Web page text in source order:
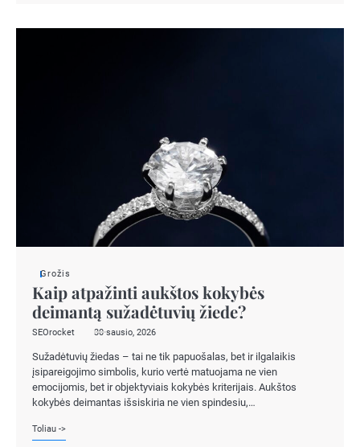
Grožis
Kaip atpažinti aukštos kokybės
deimantą sužadėtuvių žiede?
SEOrocket 30 sausio, 2026
Sužadėtuvių žiedas – tai ne tik papuošalas, bet ir ilgalaikis
įsipareigojimo simbolis, kurio vertė matuojama ne vien
emocijomis, bet ir objektyviais kokybės kriterijais. Aukštos
kokybės deimantas išsiskiria ne vien spindesiu,…
Toliau ->